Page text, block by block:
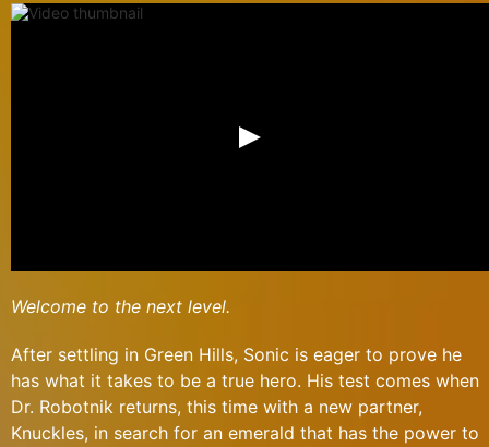
Welcome to the next level.
After settling in Green Hills, Sonic is eager to prove he
has what it takes to be a true hero. His test comes when
Dr. Robotnik returns, this time with a new partner,
Knuckles, in search for an emerald that has the power to